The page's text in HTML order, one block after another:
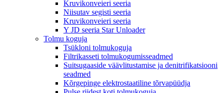
Kruvikonveieri seeria
Niisutav segisti seeria
Kruvikonveieri seeria
Y JD seeria Star Unloader
Tolmu koguja
Tsükloni tolmukoguja
Filtrikasseti tolmukogumisseadmed
Suitsugaaside väävlitustamise ja denitrifikatsiooni
seadmed
Kõrgepinge elektrostaatiline tõrvapüüdja